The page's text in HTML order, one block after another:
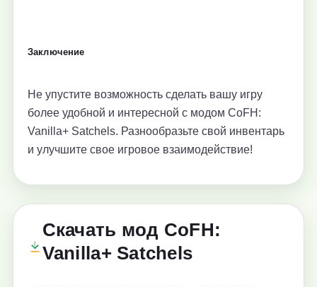
Заключение
Не упустите возможность сделать вашу игру
более удобной и интересной с модом CoFH:
Vanilla+ Satchels. Разнообразьте свой инвентарь
и улучшите свое игровое взаимодействие!
Скачать мод CoFH:
Vanilla+ Satchels